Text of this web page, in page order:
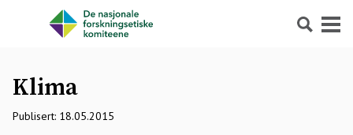
Søk Meny
Klima
Publisert: 18.05.2015